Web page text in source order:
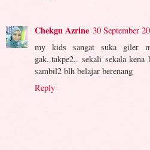
Chekgu Azrine 30 September
my kids sangat suka giler
gak..takpe2.. sekali sekala
sambil2 blh belajar berenang
Reply